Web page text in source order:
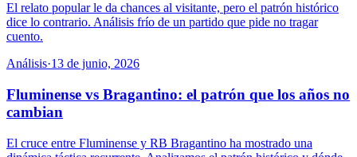
El relato popular le da chances al visitante, pero el patrón histórico
dice lo contrario. Análisis frío de un partido que pide no tragar
cuento.
Análisis·13 de junio, 2026
Fluminense vs Bragantino: el patrón que los años no
cambian
El cruce entre Fluminense y RB Bragantino ha mostrado una